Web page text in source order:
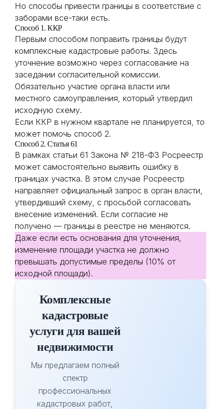
Но способы привести границы в соответствие с
заборами все-таки есть.
Способ 1. ККР
Первым способом поправить границы будут
комплексные кадастровые работы. Здесь
уточнение возможно через согласование на
заседании согласительной комиссии.
Обязательно участие органа власти или
местного самоуправления, который утвердил
исходную схему.
Если ККР в нужном квартале не планируется, то
может помочь способ 2.
Способ 2. Статья 61
В рамках статьи 61 Закона № 218-ФЗ Росреестр
может самостоятельно выявить ошибку в
границах участка. В этом случае Росреестр
направляет официальный запрос в орган власти,
утвердивший схему, с просьбой согласовать
внесение изменений. Если согласие не
получено — границы в реестре не меняются.
Даже если есть основания для уточнения,
изменение площади участка не должно
превышать допустимые пределы (10% от
исходной площади).
Комплексные
кадастровые
услуги для вашей
недвижимости
Мы предлагаем полный
спектр
профессиональных
кадастровых работ,